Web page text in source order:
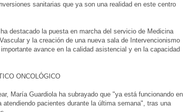
sanitarias que ya son una realidad en este centro
destacado la puesta en marcha del servicio de Medicina
y la creación de una nueva sala de Intervencionismo
avance en la calidad asistencial y en la capacidad
ONCOLÓGICO
María Guardiola ha subrayado que "ya está funcionando en
pacientes durante la última semana", tras una